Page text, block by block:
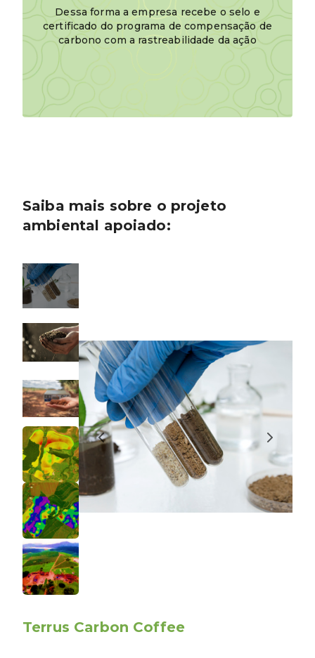
Dessa forma a empresa recebe o selo e
certificado do programa de compensação de
carbono com a rastreabilidade da ação
Saiba mais sobre o projeto
ambiental apoiado:
Terrus Carbon Coffee